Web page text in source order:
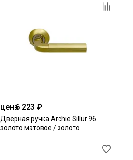
цена6 223 ₽
Дверная ручка Archie Sillur 96
золото матовое / золото